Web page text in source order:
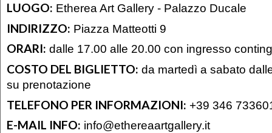
LUOGO: Etherea Art Gallery - Palazzo Ducale
INDIRIZZO: Piazza Matteotti 9
ORARI: dalle 17.00 alle 20.00 con ingresso
COSTO DEL BIGLIETTO: da martedì a sabato
su prenotazione
TELEFONO PER INFORMAZIONI: +39 346
E-MAIL INFO: info@ethereaartgallery.it